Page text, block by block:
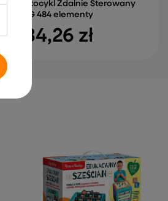
Motocykl Zdalnie Sterowany
2.4G 484 elementy
184,26 zł